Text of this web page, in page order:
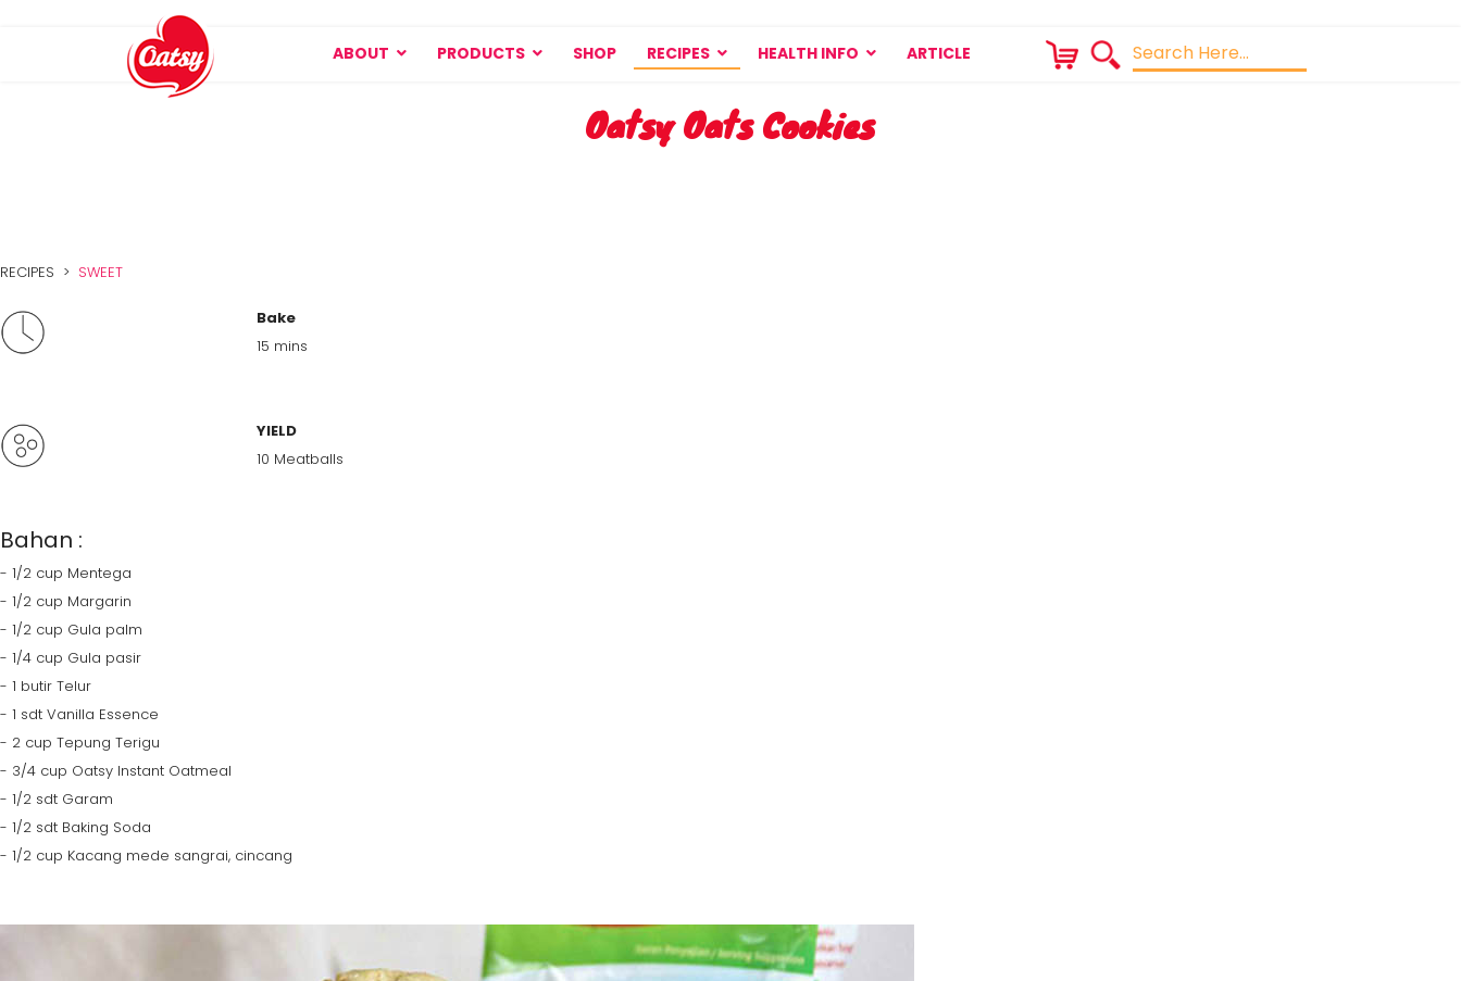
ABOUT PRODUCTS SHOP RECIPES HEALTH INFO ARTICLE
Oatsy Oats Cookies
RECIPES > SWEET
Bake
15 mins
YIELD
10 Meatballs
Bahan :
- 1/2 cup Mentega
- 1/2 cup Margarin
- 1/2 cup Gula palm
- 1/4 cup Gula pasir
- 1 butir Telur
- 1 sdt Vanilla Essence
- 2 cup Tepung Terigu
- 3/4 cup Oatsy Instant Oatmeal
- 1/2 sdt Garam
- 1/2 sdt Baking Soda
- 1/2 cup Kacang mede sangrai, cincang